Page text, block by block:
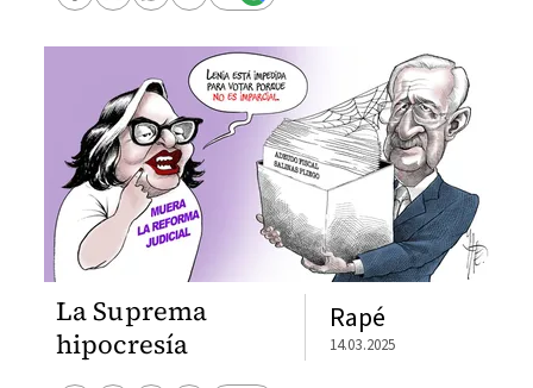
La Suprema
hipocresía
Rapé
14.03.2025